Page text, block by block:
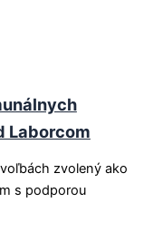
Laborcom
zvolený ako
s podporou